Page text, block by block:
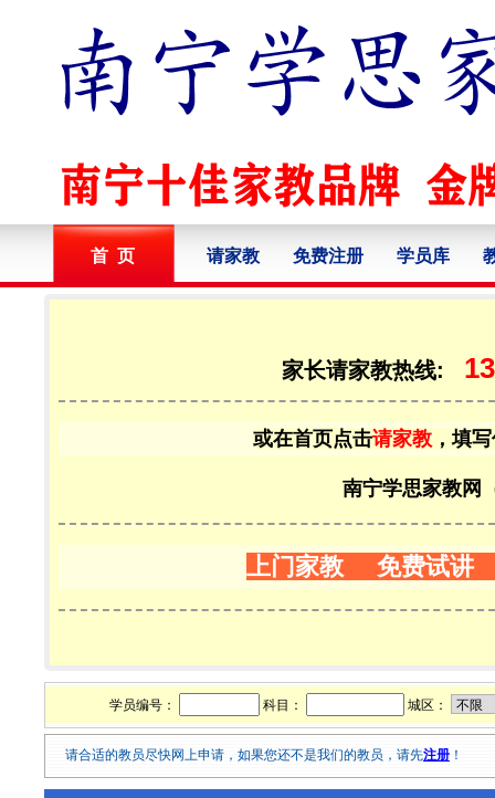
首 页 请家教 免费注册 学员库
家长请家教热线:
或在首页点击请家教 ，填
南宁学思家教网
上门家教 免费试讲
学员编号： 科目： 城区：
请合适的教员尽快网上申请，如果您还不是我们的教员，请先注册 ！